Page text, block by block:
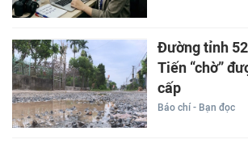
Đường tỉnh
Tiến “chờ”
cấp
Báo chí - Bạn đọc